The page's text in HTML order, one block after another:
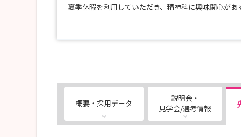
夏季休暇を利用していただき、精神科に興味関心があ
職員一同お待ちしております。
ご不明な点はお気軽にお問合せください。
よろしくお願いいたします。
概要・採用データ
説明会・
見学会/選考情報